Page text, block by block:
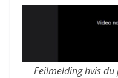
Feilmelding hvis